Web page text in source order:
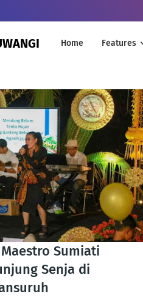
Home Features
Sumiati
Senja di